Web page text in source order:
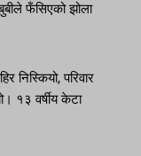
फँसिएको झोला
निस्कियो, परिवार
१३ वर्षीय केटा